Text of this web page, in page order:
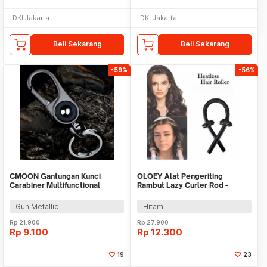
DKI Jakarta
Beli Sekarang
DKI Jakarta
Beli Sekarang
-59%
CMOON Gantungan Kunci
Carabiner Multifunctional
Gun Metallic
Rp21.900
Rp 9.100
19
-56%
OLOEY Alat Pengeriting
Rambut Lazy Curler Rod -
Hitam
Rp27.900
Rp 12.300
23